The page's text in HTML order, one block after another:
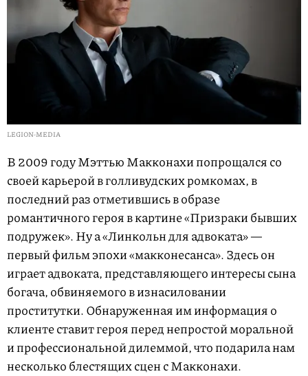
LEGION-MEDIA
В 2009 году Мэттью Макконахи попрощался со
своей карьерой в голливудских ромкомах, в
последний раз отметившись в образе
романтичного героя в картине «Призраки бывших
подружек». Ну а «Линкольн для адвоката» —
первый фильм эпохи «макконесанса». Здесь он
играет адвоката, представляющего интересы сына
богача, обвиняемого в изнасиловании
проститутки. Обнаруженная им информация о
клиенте ставит героя перед непростой моральной
и профессиональной дилеммой, что подарила нам
несколько блестящих сцен с Макконахи.